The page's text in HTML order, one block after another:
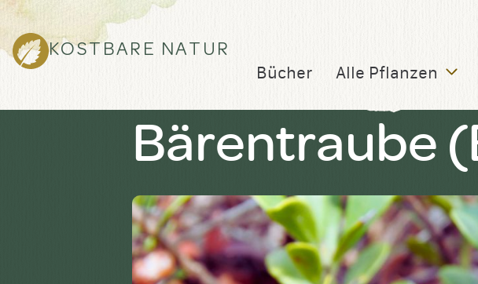
KOSTBARE NATUR
Bücher Alle Pflanzen
Bärentraube